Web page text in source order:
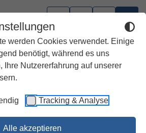
werden Cookies verwendet. Einige
benötigt, während es uns
Ihre Nutzererfahrung auf unserer
Tracking & Analyse
Alle akzeptieren